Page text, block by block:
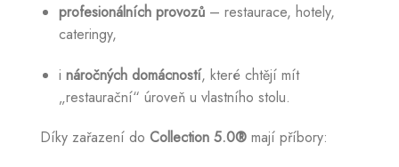
profesionálních provozů– restaurace, hotely,
cateringy,
i náročných domácností, které chtějí mít
„restaurační“ úroveň u vlastního stolu.
Díky zařazení do Collection 5.0® mají příbory: